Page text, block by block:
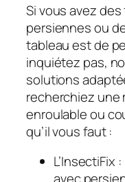
Si vous avez
persiennes ou
tableau est de
inquiétez pas,
solutions
recherchiez une
enroulable ou
qu’il vous faut :
L’InsectiFix